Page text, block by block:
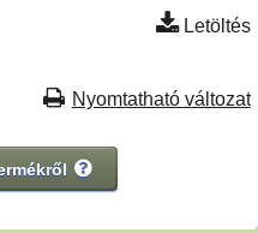
Letöltés
Nyomtatható változat